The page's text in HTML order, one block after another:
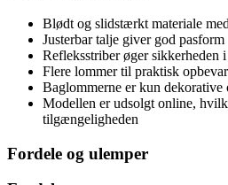
Blødt og slidstærkt materiale
Justerbar talje giver god pasform
Refleksstriber øger sikkerheden
Flere lommer til praktisk
Baglommerne er kun
Modellen er udsolgt online,
tilgængeligheden
Fordele og ulemper